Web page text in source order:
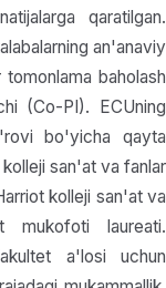
qaratilgan.
an'anaviy
baholash
(Co-PI). ECUning
bo'yicha qayta
san'at va fanlar
kolleji san'at va
mukofoti laureati.
a'losi uchun